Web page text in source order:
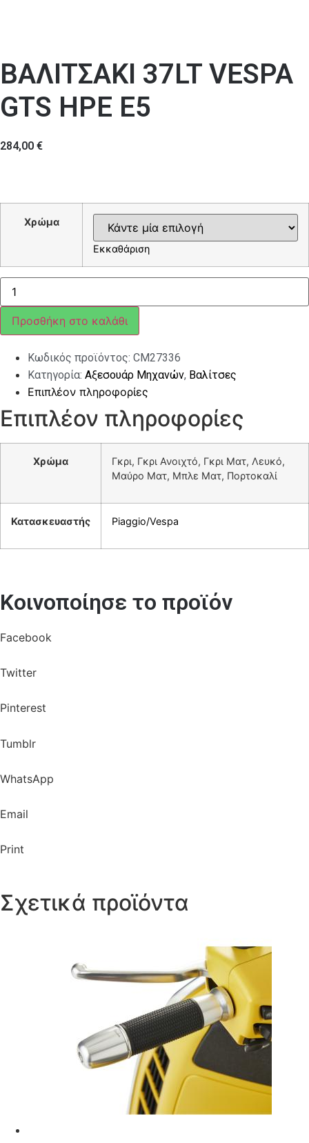
ΒΑΛΙΤΣΑΚΙ 37LT VESPA
GTS HPE E5
284,00 €
Χρώμα
Εκκαθάριση
ΒΑΛΙΤΣΑΚΙ
37LT
VESPA
GTS
HPE
E5
Προσθήκη στο καλάθι
Κωδικός προϊόντος: CM27336
Κατηγορία: Αξεσουάρ Μηχανών, Βαλίτσες
Επιπλέον πληροφορίες
Επιπλέον πληροφορίες
Χρώμα
Γκρι, Γκρι Ανοιχτό, Γκρι Ματ, Λευκό,
Μαύρο Ματ, Μπλε Ματ, Πορτοκαλί
Κατασκευαστής Piaggio/Vespa
Κοινοποίησε το προϊόν
Facebook
Twitter
Pinterest
Tumblr
WhatsApp
Email
Print
Σχετικά προϊόντα